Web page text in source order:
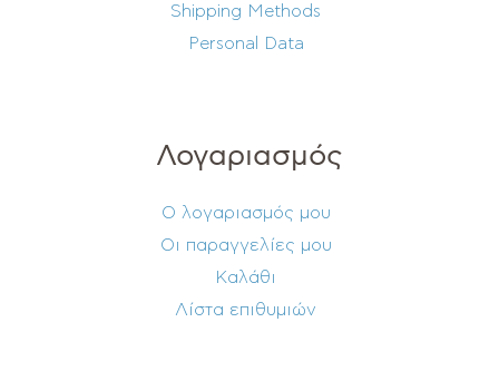
Shipping Methods
Personal Data
Λογαριασμός
Ο λογαριασμός μου
Οι παραγγελίες μου
Καλάθι
Λίστα επιθυμιών